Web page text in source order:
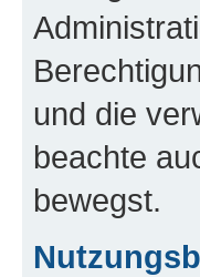
und die
beachte
bewegst.